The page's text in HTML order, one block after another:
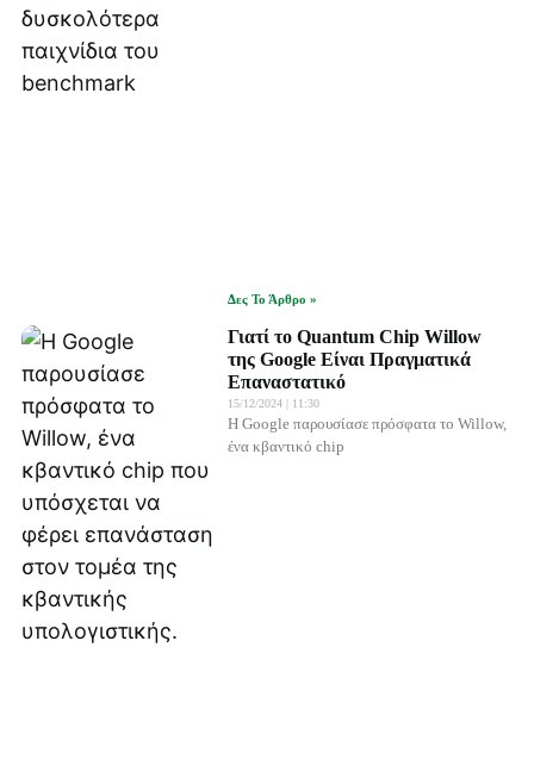
Δες Το Άρθρο »
Γιατί το Quantum Chip Willow
της Google Είναι Πραγματικά
Επαναστατικό
15/12/2024 11:30
Η Google παρουσίασε πρόσφατα το Willow,
ένα κβαντικό chip